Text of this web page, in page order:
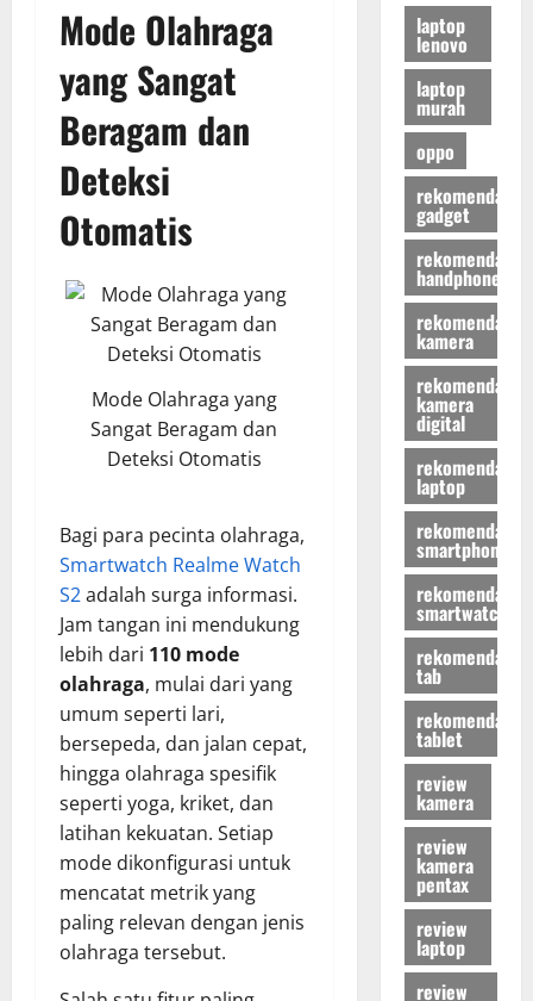
Mode Olahraga
yang Sangat
Beragam dan
Deteksi
Otomatis
Mode Olahraga yang
Sangat Beragam dan
Deteksi Otomatis
Bagi para pecinta olahraga,
Smartwatch Realme Watch
S2adalah surga informasi.
Jam tangan ini mendukung
lebih dari 110 mode
olahraga, mulai dari yang
umum seperti lari,
bersepeda, dan jalan cepat,
hingga olahraga spesifik
seperti yoga, kriket, dan
latihan kekuatan. Setiap
mode dikonfigurasi untuk
mencatat metrik yang
paling relevan dengan jenis
olahraga tersebut.
laptop
lenovo
laptop
murah
oppo
rekomendasi
gadget
rekomendasi
handphone
rekomendasi
kamera
rekomendasi
kamera
digital
rekomendasi
laptop
rekomendasi
smartphone
rekomendasi
smartwatch
rekomendasi
tab
rekomendasi
tablet
review
kamera
review
kamera
pentax
review
laptop
review